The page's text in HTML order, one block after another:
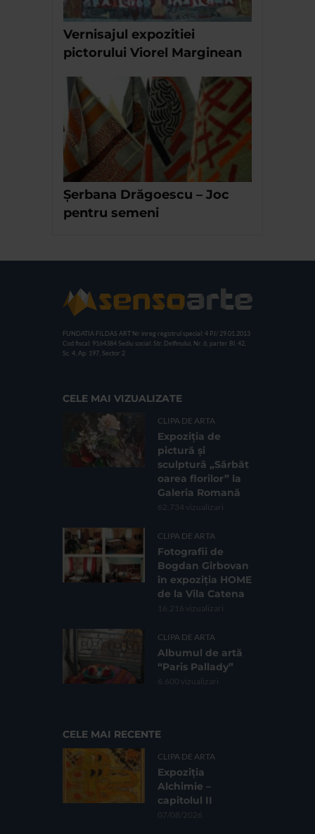
Vernisajul expozitiei
pictorului Viorel Marginean
Șerbana Drăgoescu – Joc
pentru semeni
FUNDATIA FILDAS ART Nr inreg registrul special: 4 PJ/ 29.01.2013
Cod fiscal: 9164384 Sediu social: Str. Delfinului, Nr. 6, parter Bl. 42,
Sc. 4, Ap. 197, Sector 2
CELE MAI VIZUALIZATE
CLIPA DE ARTA
Expoziția de
pictură și
sculptură „Sărbăt
oarea florilor” la
Galeria Romană
62.734 vizualizari
CLIPA DE ARTA
Fotografii de
Bogdan Gîrbovan
în expoziția HOME
de la Vila Catena
16.216 vizualizari
CLIPA DE ARTA
Albumul de artă
“Paris Pallady”
6.600 vizualizari
CELE MAI RECENTE
CLIPA DE ARTA
Expoziția
Alchimie –
capitolul II
07/08/2026